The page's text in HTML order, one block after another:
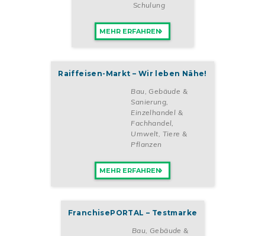
Schulung
MEHR ERFAHREN
Raiffeisen-Markt – Wir leben Nähe!
Bau, Gebäude &
Sanierung,
Einzelhandel &
Fachhandel,
Umwelt, Tiere &
Pflanzen
MEHR ERFAHREN
FranchisePORTAL – Testmarke
Bau, Gebäude &